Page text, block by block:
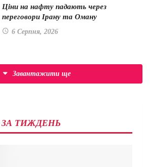
Ціни на нафту падають через
переговори Ірану та Оману
6 Серпня, 2026
Завантажити ще
ТИЖДЕНЬ